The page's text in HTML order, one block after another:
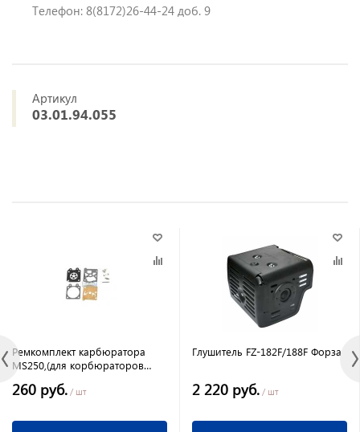
Телефон: 8(8172)26-44-24 доб. 9
Артикул
03.01.94.055
Ремкомплект карбюратора
MS250,(для корбюраторов
260 руб. / шт
Глушитель FZ-182F/188F Форза
2 220 руб. / шт